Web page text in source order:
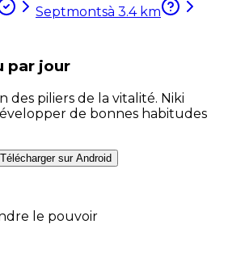
Septmontsà 3.4km
par jour
des piliers de la vitalité. Niki
de bonnes habitudes
Télécharger sur Android
le pouvoir